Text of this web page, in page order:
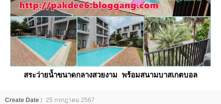
สระว่ายน้ำขนาดกลางสวยงาม พร้อมสนามบาสเกตบอล
Create Date : 25 กรกฎาคม 2567